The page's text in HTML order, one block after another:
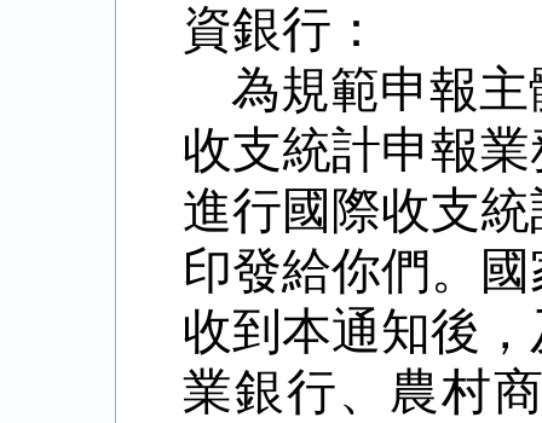
資銀行：
為規範申報
收支統計申報
進行國際收支
印發給你們。
收到本通知後
業銀行、農村